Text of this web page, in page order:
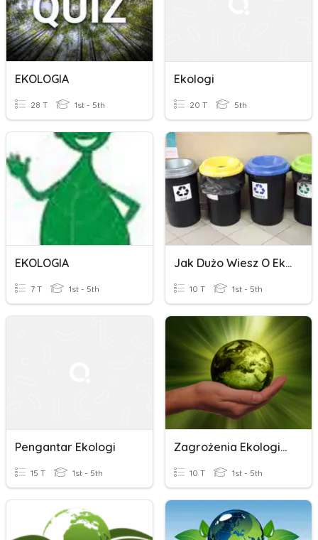
EKOLOGIA
28 T 1st - 5th
Ekologi
20 T 5th
EKOLOGIA
7 T 1st - 5th
Jak Dużo Wiesz O Ekologii?
10 T 1st - 5th
Pengantar Ekologi
15 T 1st - 5th
Zagrożenia Ekologiczne
10 T 1st - 5th